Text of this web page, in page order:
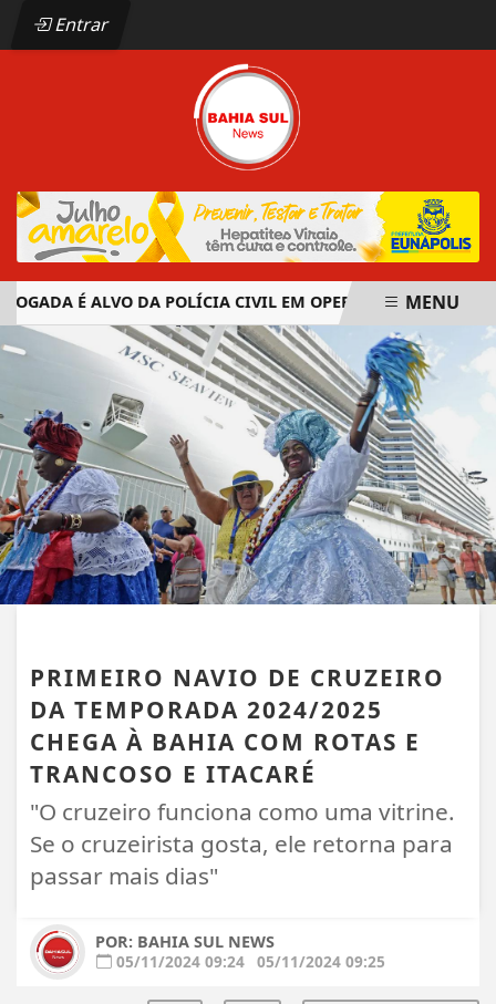
Entrar
É ALVO DA POLÍCIA CIVIL EM OPERAÇÃO CONTRA
EM ALTA
MENU
PRIMEIRO NAVIO DE CRUZEIRO
DA TEMPORADA 2024/2025
CHEGA À BAHIA COM ROTAS E
TRANCOSO E ITACARÉ
"O cruzeiro funciona como uma vitrine.
Se o cruzeirista gosta, ele retorna para
passar mais dias"
POR: BAHIA SUL NEWS
05/11/2024 09:24 05/11/2024 09:25